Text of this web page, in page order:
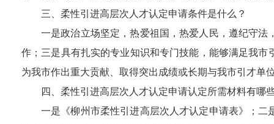
三、柔性引进高层次人才认定申请条件是什么？
一是政治立场坚定，热爱祖国，热爱人民，遵纪守
作； 三是具有扎实的专业知识和专门技能，能够满足我市
为我市作出重大贡献、取得突出成绩或长期与我市引才单
四、 柔性引进高层次人才认定申请认定所需材料有哪
一是 《柳州市柔性引进高层次人才认定申请表》； 二